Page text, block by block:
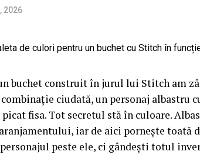
2026
buchet construit în jurul lui Stitch am
ciudată, un personaj albastru
fisa. Tot secretul stă în culoare.
iar de aici pornește toată
peste ele, ci gândești totul